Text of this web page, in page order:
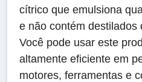
cítrico que emulsiona
e não contém destilados
Você pode usar este
altamente eficiente em
motores, ferramentas e